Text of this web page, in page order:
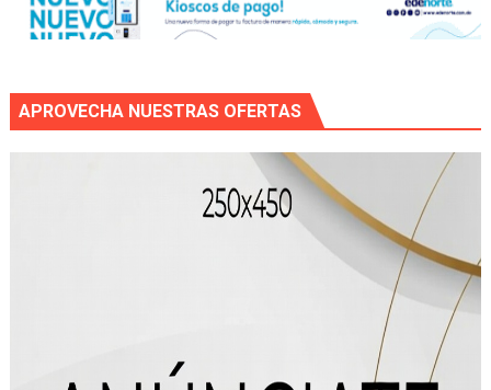
APROVECHA NUESTRAS OFERTAS